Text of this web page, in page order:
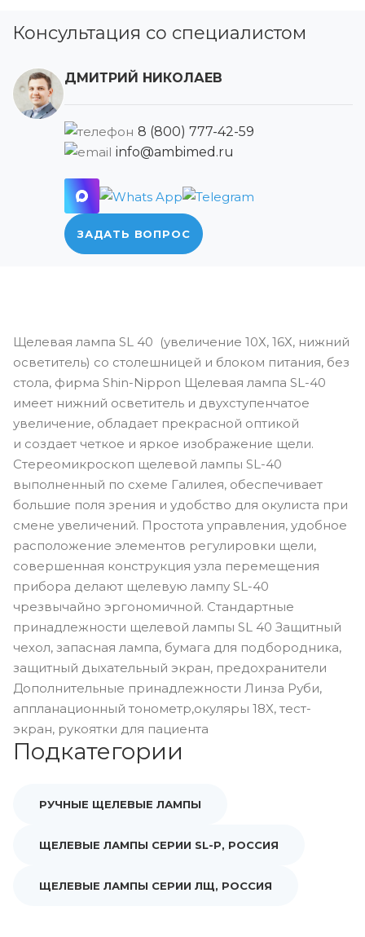
Консультация со специалистом
ДМИТРИЙ НИКОЛАЕВ
8 (800) 777-42-59
info@ambimed.ru
ЗАДАТЬ ВОПРОС
Щелевая лампа SL 40 (увеличение 10Х, 16Х, нижний
осветитель) со столешницей и блоком питания, без
стола, фирма Shin-Nippon Щелевая лампа SL-40
имеет нижний осветитель и двухступенчатое
увеличение, обладает прекрасной оптикой
и создает четкое и яркое изображение щели.
Стереомикроскоп щелевой лампы SL-40
выполненный по схеме Галилея, обеспечивает
большие поля зрения и удобство для окулиста при
смене увеличений. Простота управления, удобное
расположение элементов регулировки щели,
совершенная конструкция узла перемещения
прибора делают щелевую лампу SL-40
чрезвычайно эргономичной. Стандартные
принадлежности щелевой лампы SL 40 Защитный
чехол, запасная лампа, бумага для подбородника,
защитный дыхательный экран, предохранители
Дополнительные принадлежности Линза Руби,
аппланационный тонометр,окуляры 18X, тест-
экран, рукоятки для пациента
Подкатегории
РУЧНЫЕ ЩЕЛЕВЫЕ ЛАМПЫ
ЩЕЛЕВЫЕ ЛАМПЫ СЕРИИ SL-P, РОССИЯ
ЩЕЛЕВЫЕ ЛАМПЫ СЕРИИ ЛЩ, РОССИЯ